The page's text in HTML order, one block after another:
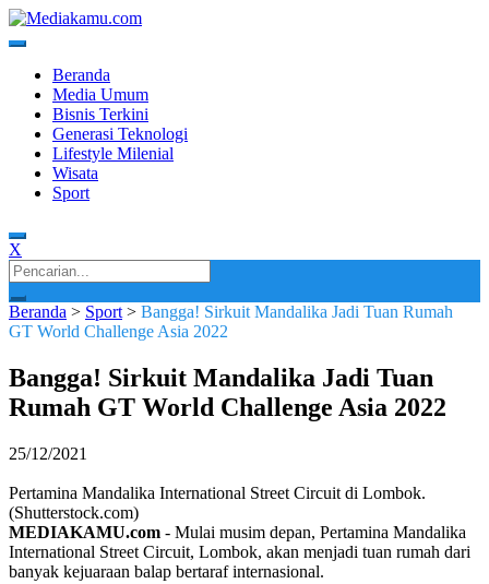
Skip
to
MEDIAKAMU.com
Media Terkini untuk Generasi Milenial!
Beranda
Media Umum
Bisnis Terkini
Generasi Teknologi
Lifestyle Milenial
Wisata
Sport
X
Search
for:
Beranda > Sport > Bangga! Sirkuit Mandalika Jadi Tuan Rumah
GT World Challenge Asia 2022
Bangga! Sirkuit Mandalika Jadi Tuan
Rumah GT World Challenge Asia 2022
25/12/2021
Pertamina Mandalika International Street Circuit di Lombok.
(Shutterstock.com)
MEDIAKAMU.com - Mulai musim depan, Pertamina Mandalika
International Street Circuit, Lombok, akan menjadi tuan rumah dari
banyak kejuaraan balap bertaraf internasional.